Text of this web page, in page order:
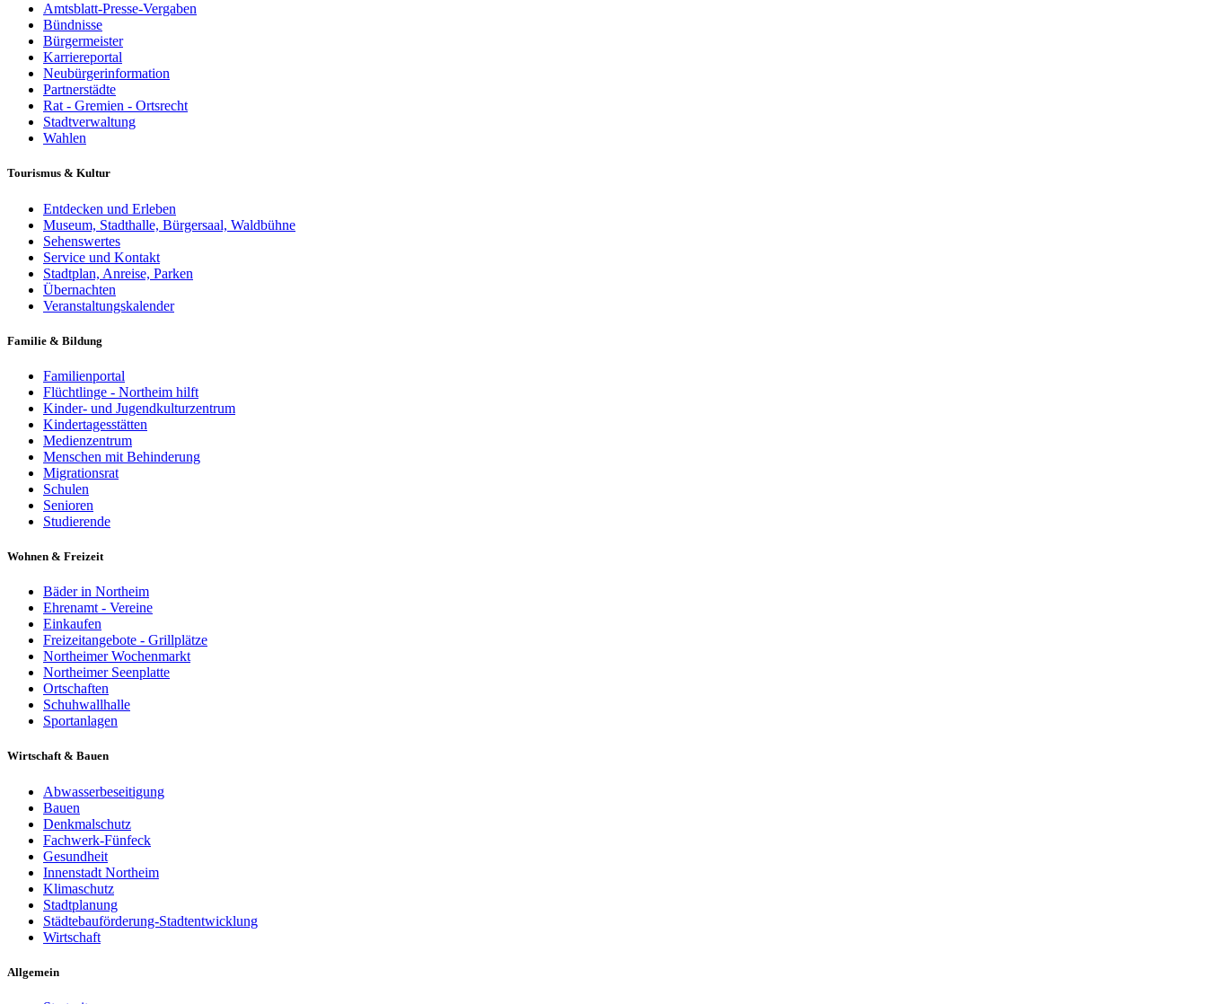
Amtsblatt-Presse-Vergaben
Bündnisse
Bürgermeister
Karriereportal
Neubürgerinformation
Partnerstädte
Rat - Gremien - Ortsrecht
Stadtverwaltung
Wahlen
Tourismus & Kultur
Entdecken und Erleben
Museum, Stadthalle, Bürgersaal, Waldbühne
Sehenswertes
Service und Kontakt
Stadtplan, Anreise, Parken
Übernachten
Veranstaltungskalender
Familie & Bildung
Familienportal
Flüchtlinge - Northeim hilft
Kinder- und Jugendkulturzentrum
Kindertagesstätten
Medienzentrum
Menschen mit Behinderung
Migrationsrat
Schulen
Senioren
Studierende
Wohnen & Freizeit
Bäder in Northeim
Ehrenamt - Vereine
Einkaufen
Freizeitangebote - Grillplätze
Northeimer Wochenmarkt
Northeimer Seenplatte
Ortschaften
Schuhwallhalle
Sportanlagen
Wirtschaft & Bauen
Abwasserbeseitigung
Bauen
Denkmalschutz
Fachwerk-Fünfeck
Gesundheit
Innenstadt Northeim
Klimaschutz
Stadtplanung
Städtebauförderung-Stadtentwicklung
Wirtschaft
Allgemein